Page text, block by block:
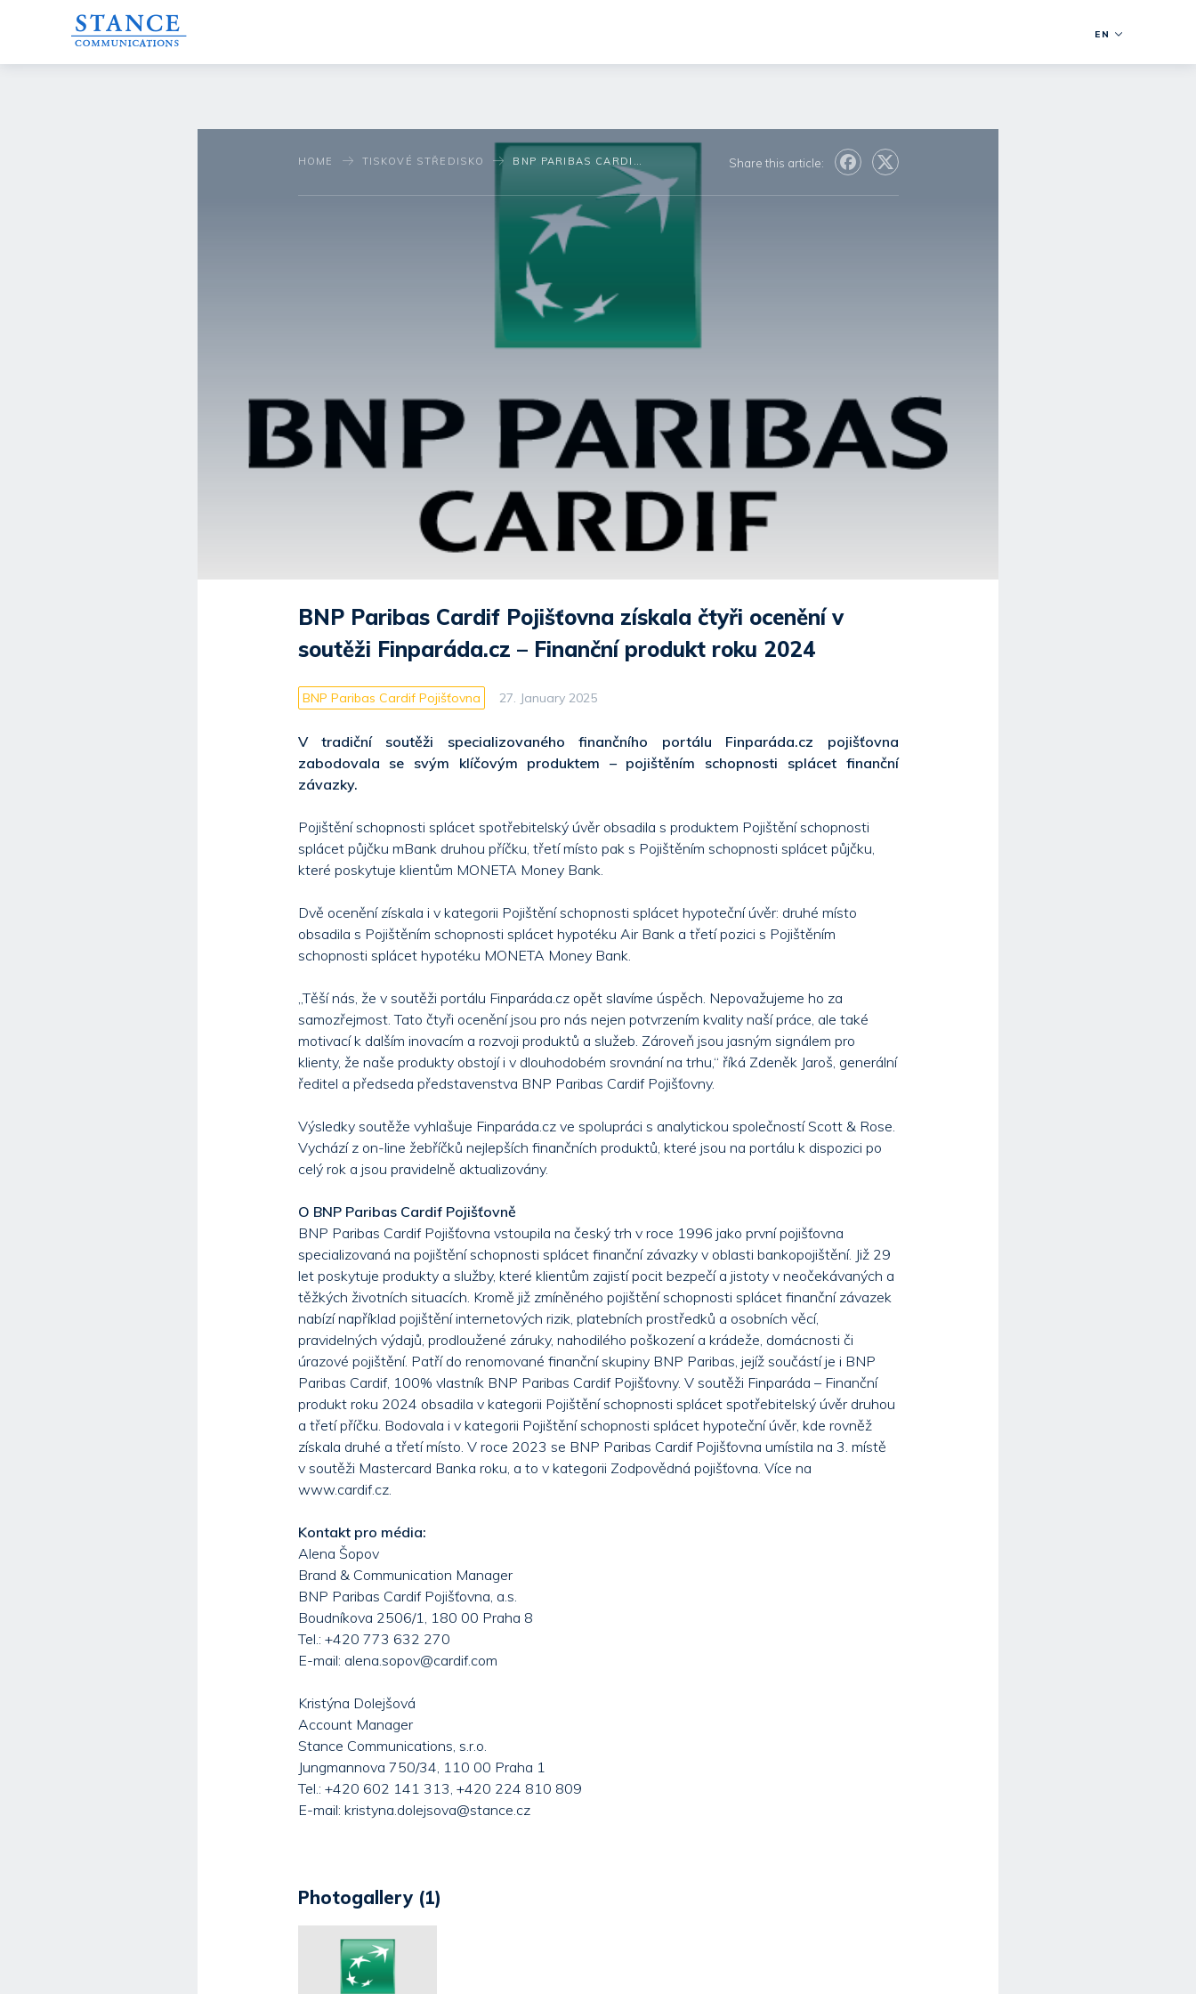
EN
HOME TISKOVÉ STŘEDISKO BNP PARIBAS CARDIF POJIŠŤOVNA ZÍSKALA ČTYŘI OCENĚNÍ V SOUTĚŽI FINPARÁDA.CZ – FINANČNÍ PRODUKT ROKU 2024 Share this article:
BNP Paribas Cardif Pojišťovna získala čtyři ocenění v
soutěži Finparáda.cz – Finanční produkt roku 2024
BNP Paribas Cardif Pojišťovna 27. January 2025
V tradiční soutěži specializovaného finančního portálu Finparáda.cz pojišťovna
zabodovala se svým klíčovým produktem – pojištěním schopnosti splácet finanční
závazky.
Pojištění schopnosti splácet spotřebitelský úvěr obsadila s produktem Pojištění schopnosti
splácet půjčku mBank druhou příčku, třetí místo pak s Pojištěním schopnosti splácet půjčku,
které poskytuje klientům MONETA Money Bank.
Dvě ocenění získala i v kategorii Pojištění schopnosti splácet hypoteční úvěr: druhé místo
obsadila s Pojištěním schopnosti splácet hypotéku Air Bank a třetí pozici s Pojištěním
schopnosti splácet hypotéku MONETA Money Bank.
„Těší nás, že v soutěži portálu Finparáda.cz opět slavíme úspěch. Nepovažujeme ho za
samozřejmost. Tato čtyři ocenění jsou pro nás nejen potvrzením kvality naší práce, ale také
motivací k dalším inovacím a rozvoji produktů a služeb. Zároveň jsou jasným signálem pro
klienty, že naše produkty obstojí i v dlouhodobém srovnání na trhu,“ říká Zdeněk Jaroš, generální
ředitel a předseda představenstva BNP Paribas Cardif Pojišťovny.
Výsledky soutěže vyhlašuje Finparáda.cz ve spolupráci s analytickou společností Scott & Rose.
Vychází z on-line žebříčků nejlepších finančních produktů, které jsou na portálu k dispozici po
celý rok a jsou pravidelně aktualizovány.
O BNP Paribas Cardif Pojišťovně
BNP Paribas Cardif Pojišťovna vstoupila na český trh v roce 1996 jako první pojišťovna
specializovaná na pojištění schopnosti splácet finanční závazky v oblasti bankopojištění. Již 29
let poskytuje produkty a služby, které klientům zajistí pocit bezpečí a jistoty v neočekávaných a
těžkých životních situacích. Kromě již zmíněného pojištění schopnosti splácet finanční závazek
nabízí například pojištění internetových rizik, platebních prostředků a osobních věcí,
pravidelných výdajů, prodloužené záruky, nahodilého poškození a krádeže, domácnosti či
úrazové pojištění. Patří do renomované finanční skupiny BNP Paribas, jejíž součástí je i BNP
Paribas Cardif, 100% vlastník BNP Paribas Cardif Pojišťovny. V soutěži Finparáda – Finanční
produkt roku 2024 obsadila v kategorii Pojištění schopnosti splácet spotřebitelský úvěr druhou
a třetí příčku. Bodovala i v kategorii Pojištění schopnosti splácet hypoteční úvěr, kde rovněž
získala druhé a třetí místo. V roce 2023 se BNP Paribas Cardif Pojišťovna umístila na 3. místě
v soutěži Mastercard Banka roku, a to v kategorii Zodpovědná pojišťovna. Více na
www.cardif.cz.
Kontakt pro média:
Alena Šopov
Brand & Communication Manager
BNP Paribas Cardif Pojišťovna, a.s.
Boudníkova 2506/1, 180 00 Praha 8
Tel.: +420 773 632 270
E-mail: alena.sopov@cardif.com
Kristýna Dolejšová
Account Manager
Stance Communications, s.r.o.
Jungmannova 750/34, 110 00 Praha 1
Tel.: +420 602 141 313, +420 224 810 809
E-mail: kristyna.dolejsova@stance.cz
Photogallery (1)